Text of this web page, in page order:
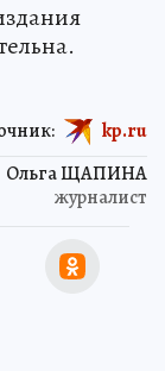
Ольга ЩАПИНА
журналист
kp.ru